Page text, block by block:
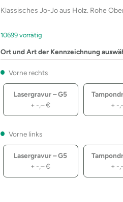
Klassisches Jo-Jo aus Holz. Rohe
10699 vorrätig
Ort und Art der Kennzeichnung
Vorne rechts
Lasergravur – G5
+ -,–€
+ -
Vorne links
Lasergravur – G5
+ -,–€
+ -